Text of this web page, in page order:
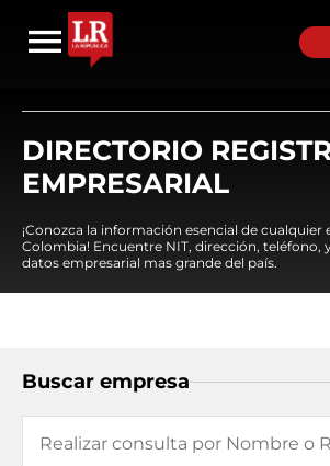
DIRECTORIO
EMPRESARIAL
¡Conozca la información esencial de cualquier
Colombia! Encuentre NIT, dirección, teléfono,
datos empresarial mas grande del país.
Buscar empresa